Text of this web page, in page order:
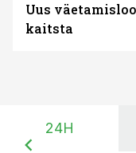
Uus
kaitsta
24H